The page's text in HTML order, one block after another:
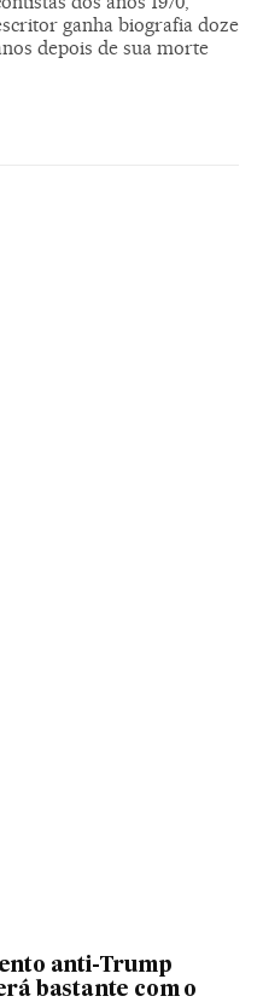
ganha biografia doze
depois de sua morte
anti-Trump
bastante com o